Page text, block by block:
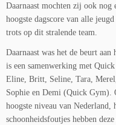
Daarnaast mochten zij ook nog
hoogste dagscore van alle
trots op dit stralende team.
Daarnaast was het de beurt
is een samenwerking met
Eline, Britt, Seline, Tara,
Sophie en Demi (Quick Gym).
hoogste niveau van Nederland,
schoonheidsfoutjes hebben